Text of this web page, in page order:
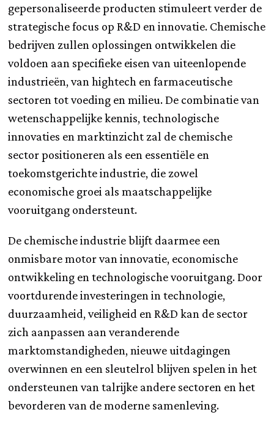
gepersonaliseerde producten stimuleert verder de
strategische focus op R&D en innovatie. Chemische
bedrijven zullen oplossingen ontwikkelen die
voldoen aan specifieke eisen van uiteenlopende
industrieën, van hightech en farmaceutische
sectoren tot voeding en milieu. De combinatie van
wetenschappelijke kennis, technologische
innovaties en marktinzicht zal de chemische
sector positioneren als een essentiële en
toekomstgerichte industrie, die zowel
economische groei als maatschappelijke
vooruitgang ondersteunt.
De chemische industrie blijft daarmee een
onmisbare motor van innovatie, economische
ontwikkeling en technologische vooruitgang. Door
voortdurende investeringen in technologie,
duurzaamheid, veiligheid en R&D kan de sector
zich aanpassen aan veranderende
marktomstandigheden, nieuwe uitdagingen
overwinnen en een sleutelrol blijven spelen in het
ondersteunen van talrijke andere sectoren en het
bevorderen van de moderne samenleving.